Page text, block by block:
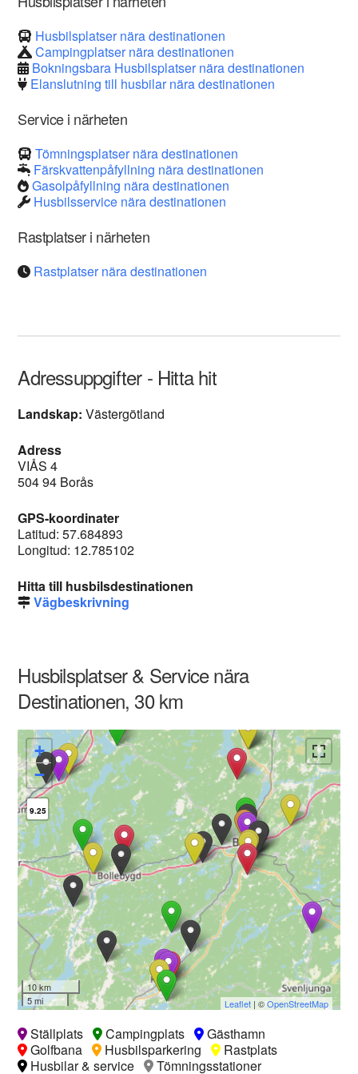
Husbilsplatser nära destinationen
Campingplatser nära destinationen
Bokningsbara Husbilsplatser nära destinationen
Elanslutning till husbilar nära destinationen
Service i närheten
Tömningsplatser nära destinationen
Färskvattenpåfyllning nära destinationen
Gasolpåfyllning nära destinationen
Husbilsservice nära destinationen
Rastplatser i närheten
Rastplatser nära destinationen
Adressuppgifter - Hitta hit
Landskap:Västergötland
Adress
VIÅS 4
504 94 Borås
GPS-koordinater
Latitud: 57.684893
Longitud: 12.785102
Hitta till husbilsdestinationen
Vägbeskrivning
Husbilsplatser & Service nära
Destinationen, 30 km
+
−
9.25
10 km
5 mi
Leaflet| ©OpenStreetMap
Ställplats Campingplats
Gästhamn
Golfbana
Husbilsparkering
Rastplats
Husbilar & service
Tömningsstationer